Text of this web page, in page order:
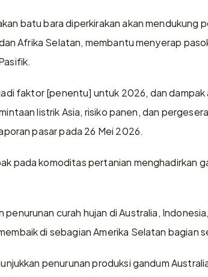
batu bara diperkirakan akan mendukung
Afrika Selatan, membantu menyerap
faktor [penentu] untuk 2026, dan
listrik Asia, risiko panen, dan
pasar pada 26 Mei 2026.
pada komoditas pertanian menghadirkan
penurunan curah hujan di Australia,
di sebagian Amerika Selatan bagian
penurunan produksi gandum